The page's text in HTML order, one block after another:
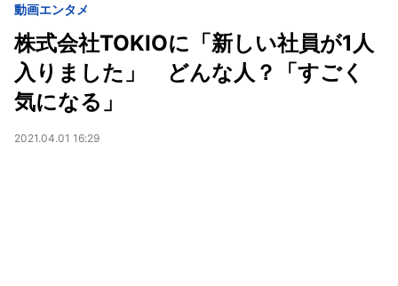
動画エンタメ
株式会社TOKIOに「新しい社員が1人
入りました」 どんな人？「すごく
気になる」
2021.04.01 16:29